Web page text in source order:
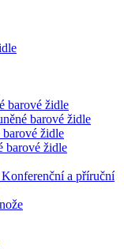
barové židle
barové židle
židle
barové židle
Konferenční a příruční